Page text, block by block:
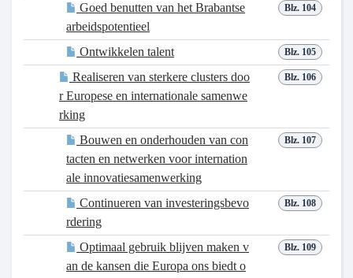
Blz. 104
Goed benutten van het Brabantse
arbeidspotentieel
Blz. 105
Ontwikkelen talent
Blz. 106
Realiseren van sterkere clusters doo
r Europese en internationale samenwe
rking
Blz. 107
Bouwen en onderhouden van con
tacten en netwerken voor internation
ale innovatiesamenwerking
Blz. 108
Continueren van investeringsbevo
rdering
Blz. 109
Optimaal gebruik blijven maken v
an de kansen die Europa ons biedt o